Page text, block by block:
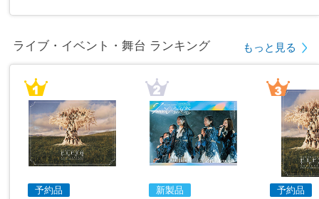
ライブ・イベント・舞台 ランキング もっと見る
予約品 新製品 予約品